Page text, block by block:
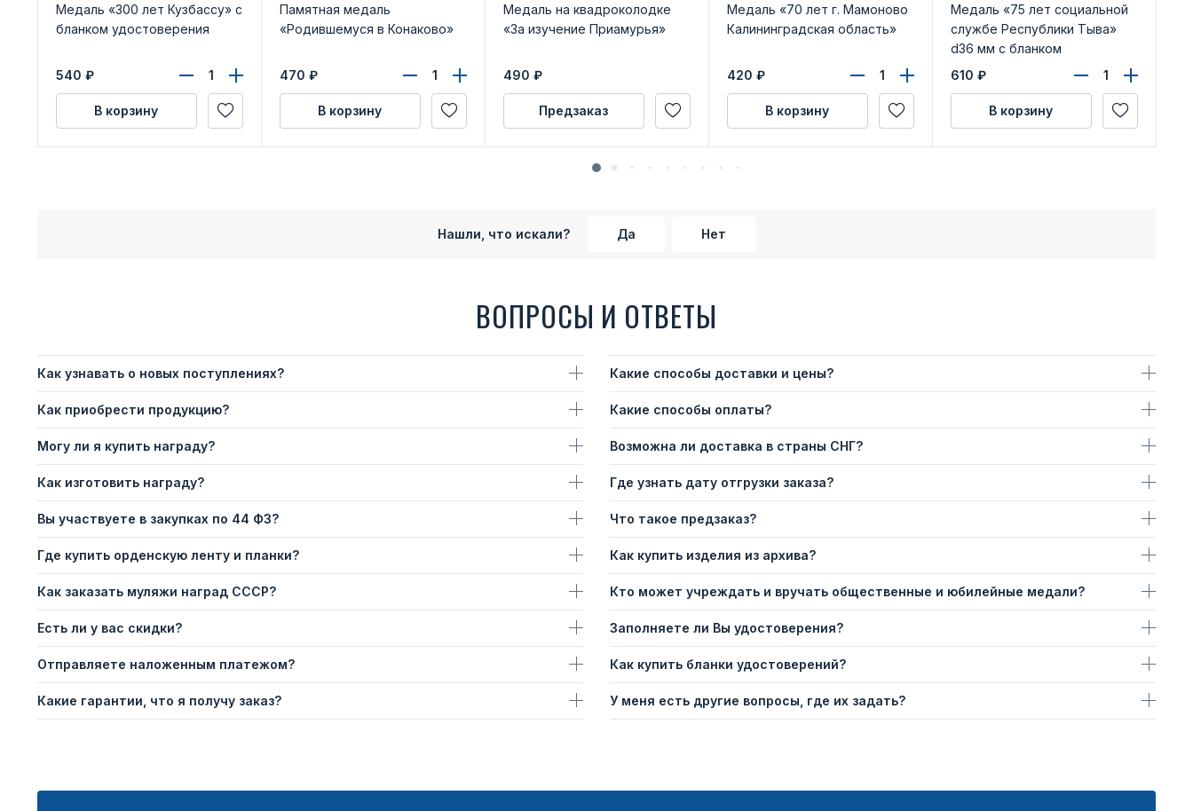
Медаль «300 лет Кузбассу» с
бланком удостоверения
540 ₽
В корзину
Памятная медаль
«Родившемуся в Конаково»
470 ₽
В корзину
Медаль на квадроколодке
«За изучение Приамурья»
490 ₽
Предзаказ
Медаль «70 лет г. Мамоново
Калининградская область»
420 ₽
В корзину
Медаль «75 лет социальной
службе Республики Тыва»
d36 мм с бланком
удостоверения
610 ₽
В корзину
Нашли, что искали? Да Нет
ВОПРОСЫ И ОТВЕТЫ
Как узнавать о новых поступлениях?
Как приобрести продукцию?
Могу ли я купить награду?
Как изготовить награду?
Вы участвуете в закупках по 44 ФЗ?
Где купить орденскую ленту и планки?
Как заказать муляжи наград СССР?
Есть ли у вас скидки?
Отправляете наложенным платежом?
Какие гарантии, что я получу заказ?
Какие способы доставки и цены?
Какие способы оплаты?
Возможна ли доставка в страны СНГ?
Где узнать дату отгрузки заказа?
Что такое предзаказ?
Как купить изделия из архива?
Кто может учреждать и вручать общественные и юбилейные медали?
Заполняете ли Вы удостоверения?
Как купить бланки удостоверений?
У меня есть другие вопросы, где их задать?